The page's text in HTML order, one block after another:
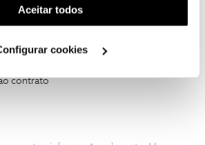
personalizada). Pode gerir a
clicando em "Configurar
Aceitar todos
cookies
a analisar a situação que descreve.
mensagem prviada para o perfil
contrato